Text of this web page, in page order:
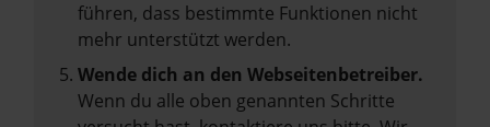
führen, dass bestimmte Funktionen nicht
mehr unterstützt werden.
Wende dich an den Webseitenbetreiber.
Wenn du alle oben genannten Schritte